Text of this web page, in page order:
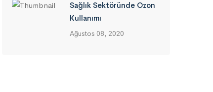
Sağlık Sektöründe Ozon
Kullanımı
Ağustos 08, 2020